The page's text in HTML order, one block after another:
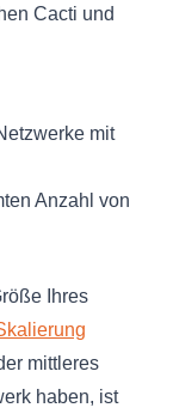
Cacti und
mit
Anzahl von
Ihres
mittleres
haben, ist